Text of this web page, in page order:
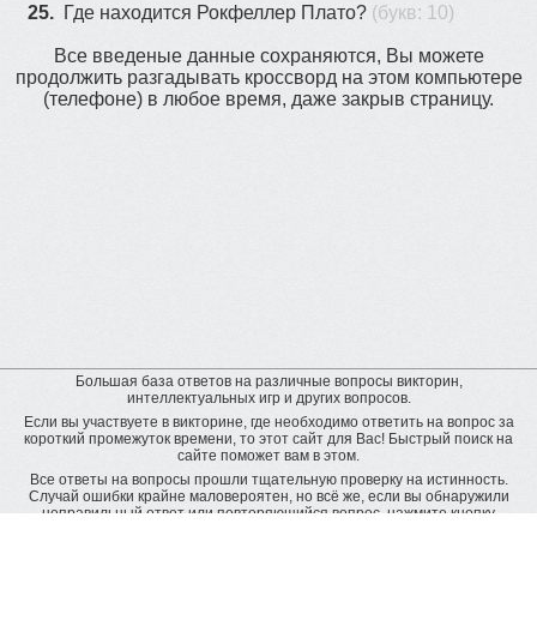
25. Где находится Рокфеллер Плато? (букв: 10)
Все введеные данные сохраняются, Вы можете
продолжить разгадывать кроссворд на этом компьютере
(телефоне) в любое время, даже закрыв страницу.
Большая база ответов на различные вопросы викторин,
интеллектуальных игр и других вопросов.
Если вы участвуете в викторине, где необходимо ответить на вопрос за
короткий промежуток времени, то этот сайт для Вас! Быстрый поиск на
сайте поможет вам в этом.
Все ответы на вопросы прошли тщательную проверку на истинность.
Случай ошибки крайне маловероятен, но всё же, если вы обнаружили
неправильный ответ или повторяющийся вопрос, нажмите кнопку